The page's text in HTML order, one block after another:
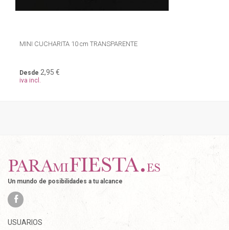
MINI CUCHARITA 10 cm TRANSPARENTE
Desde 2,95 €
iva incl.
Un mundo de posibilidades a tu alcance
USUARIOS